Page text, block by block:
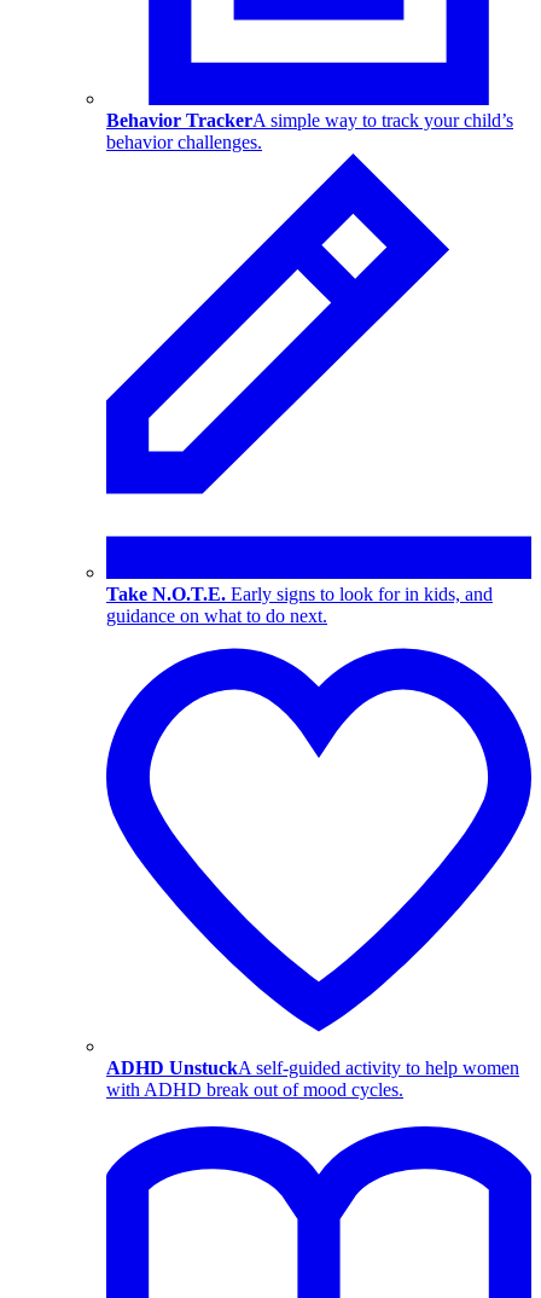
Behavior TrackerA simple way to track your child’s
behavior challenges.
Take N.O.T.E. Early signs to look for in kids, and
guidance on what to do next.
ADHD UnstuckA self-guided activity to help women
with ADHD break out of mood cycles.